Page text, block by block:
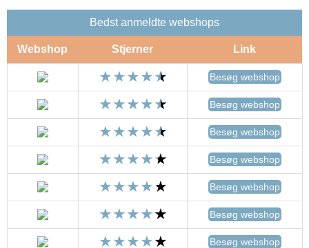
Bedst anmeldte webshops
Webshop Stjerner Link
Besøg webshop
Besøg webshop
Besøg webshop
Besøg webshop
Besøg webshop
Besøg webshop
Besøg webshop